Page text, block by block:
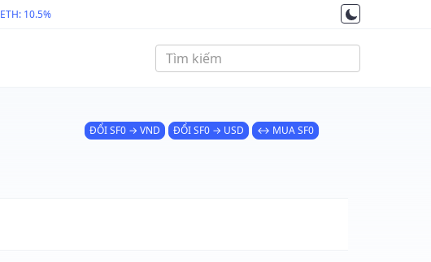
ETH: 10.5%
ĐỔI SF0 → VND ĐỔI SF0 → USD ↔ MUA SF0